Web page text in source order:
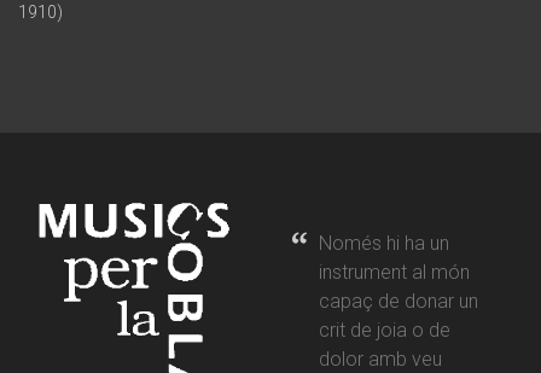
1910)
Només hi ha un
instrument al món
capaç de donar un
crit de joia o de
dolor amb veu